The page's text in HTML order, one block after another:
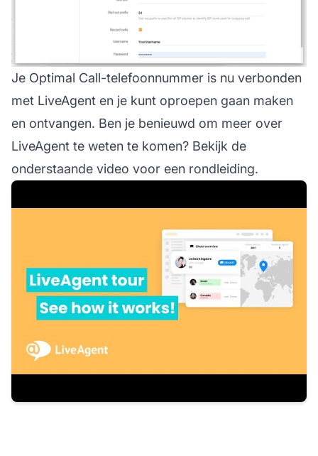
Je Optimal Call-telefoonnummer is nu verbonden
met LiveAgent en je kunt oproepen gaan maken
en ontvangen. Ben je benieuwd om meer over
LiveAgent te weten te komen? Bekijk de
onderstaande video voor een rondleiding.